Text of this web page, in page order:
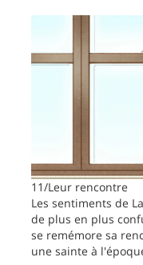
11/Leur rencontre
Les sentiments de
de plus en plus
se remémore sa
une sainte à